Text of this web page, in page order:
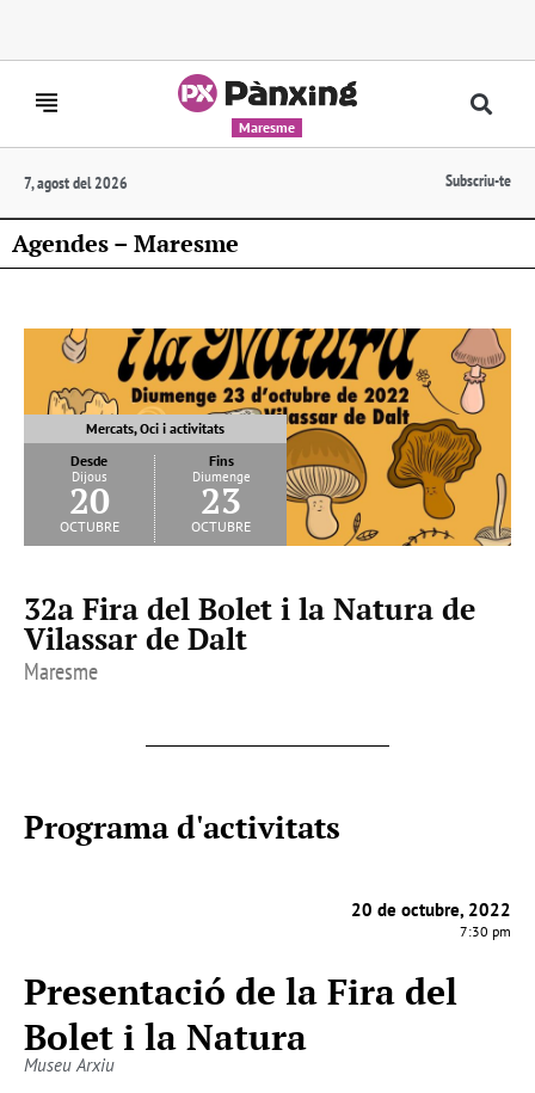
Maresme
7, agost del 2026 Subscriu-te
Agendes – Maresme
Mercats, Oci i activitats
Desde
Dijous
20
octubre
Fins
Diumenge
23
octubre
32a Fira del Bolet i la Natura de
Vilassar de Dalt
Maresme
Programa d'activitats
20 de octubre, 2022
7:30 pm
Presentació de la Fira del
Bolet i la Natura
Museu Arxiu